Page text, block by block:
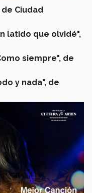
de Ciudad
latido que olvidé",
siempre", de
y nada", de